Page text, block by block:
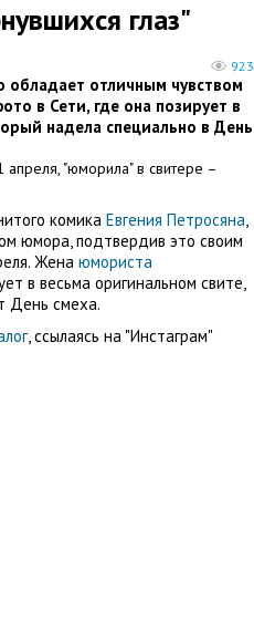
глаз"
923
обладает отличным чувством
в Сети, где она позирует в
надела специально в День
комика Евгения Петросяна,
юмора, подтвердив это своим
Жена юмориста
в весьма оригинальном свите,
День смеха.
, ссылаясь на "Инстаграм"